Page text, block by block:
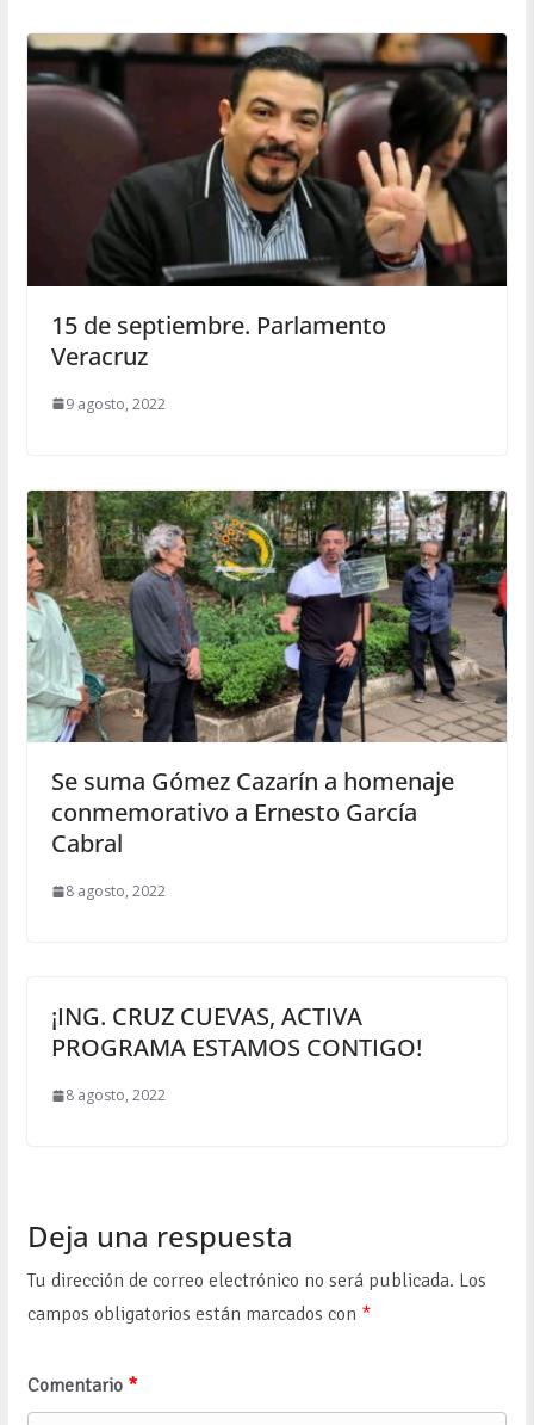
15 de septiembre. Parlamento
Veracruz
9 agosto, 2022
Se suma Gómez Cazarín a homenaje
conmemorativo a Ernesto García
Cabral
8 agosto, 2022
¡ING. CRUZ CUEVAS, ACTIVA
PROGRAMA ESTAMOS CONTIGO!
8 agosto, 2022
Deja una respuesta
Tu dirección de correo electrónico no será publicada. Los
campos obligatorios están marcados con *
Comentario *